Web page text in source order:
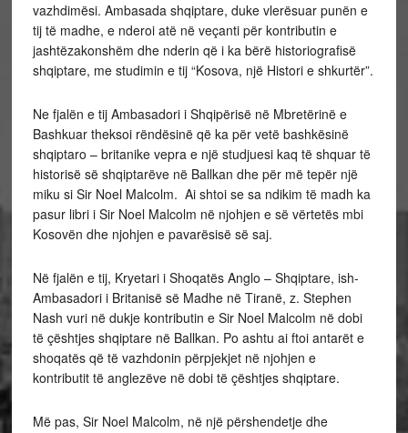
vazhdimësi. Ambasada shqiptare, duke vlerësuar punën e
tij të madhe, e nderoi atë në veçanti për kontributin e
jashtëzakonshëm dhe nderin që i ka bërë historiografisë
shqiptare, me studimin e tij “Kosova, një Histori e shkurtër”.
Ne fjalën e tij Ambasadori i Shqipërisë në Mbretërinë e
Bashkuar theksoi rëndësinë që ka për vetë bashkësinë
shqiptaro – britanike vepra e një studjuesi kaq të shquar të
historisë së shqiptarëve në Ballkan dhe për më tepër një
miku si Sir Noel Malcolm. Ai shtoi se sa ndikim të madh ka
pasur libri i Sir Noel Malcolm në njohjen e së vërtetës mbi
Kosovën dhe njohjen e pavarësisë së saj.
Në fjalën e tij, Kryetari i Shoqatës Anglo – Shqiptare, ish-
Ambasadori i Britanisë së Madhe në Tiranë, z. Stephen
Nash vuri në dukje kontributin e Sir Noel Malcolm në dobi
të çështjes shqiptare në Ballkan. Po ashtu ai ftoi antarët e
shoqatës që të vazhdonin përpjekjet në njohjen e
kontributit të anglezëve në dobi të çështjes shqiptare.
Më pas, Sir Noel Malcolm, në një përshendetje dhe